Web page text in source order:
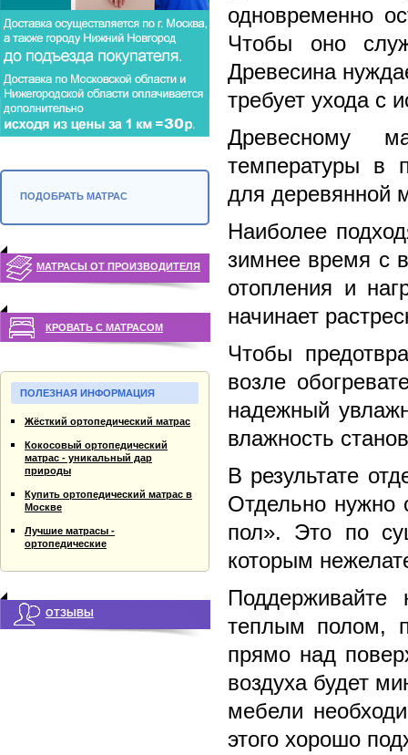
одновременно
Чтобы оно
Древесина
требует ухода с
Древесному
температуры в
для деревянной
Наиболее
зимнее время с
отопления и
начинает
Чтобы
возле
надежный
влажность
В результате
Отдельно нужно
пол». Это по
которым
теплым полом,
прямо над
воздуха будет
мебели
этого хорошо
ПОДОБРАТЬ МАТРАС
МАТРАСЫ ОТ ПРОИЗВОДИТЕЛЯ
КРОВАТЬ С МАТРАСОМ
ПОЛЕЗНАЯ ИНФОРМАЦИЯ
Жёсткий ортопедический матрас
Кокосовый ортопедический
матрас - уникальный дар
природы
Купить ортопедический матрас в
Москве
Лучшие матрасы -
ортопедические
ОТЗЫВЫ